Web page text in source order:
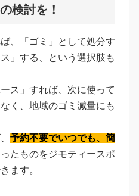
検討を！
、「ゴミ」として処分す
」する、という選択肢も
ス」すれば、次に使って
く、地域のゴミ減量にも
予約不要でいつでも、簡
たものをジモティースポ
ます。